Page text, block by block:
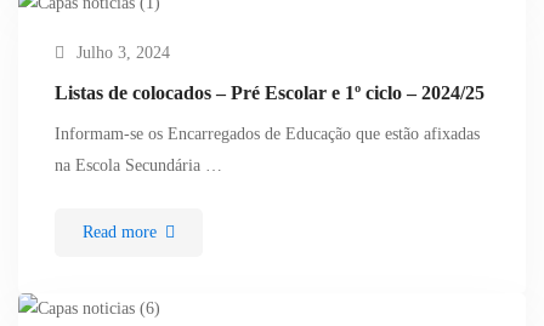
Julho 3, 2024
Listas de colocados – Pré Escolar e 1º ciclo – 2024/25
Informam-se os Encarregados de Educação que estão afixadas
na Escola Secundária …
Read more